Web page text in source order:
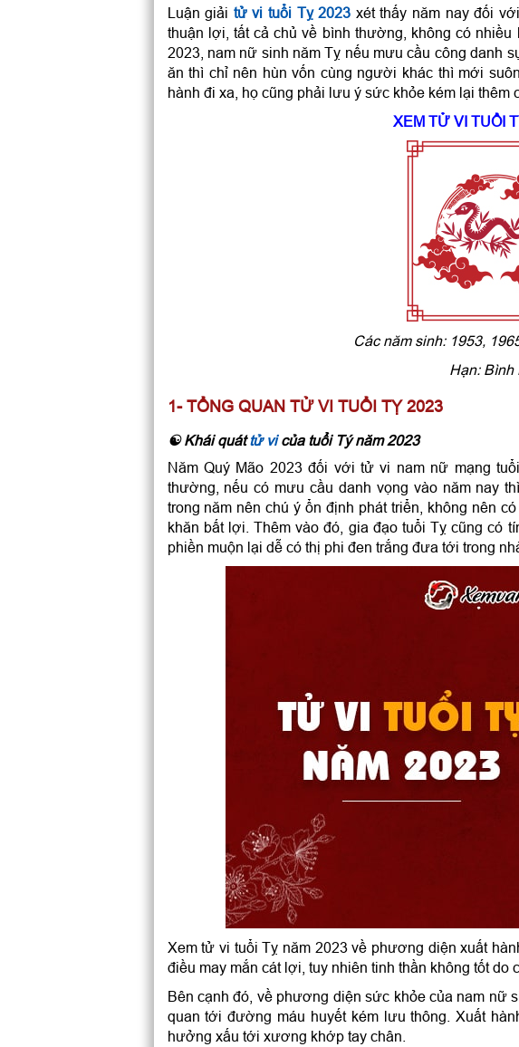
Luận giải tử vi tuổi Tỵ 2023 xét thấy năm nay đối
thuận lợi, tất cả chủ về bình thường, không có
2023, nam nữ sinh năm Tỵ nếu mưu cầu công danh
ăn thì chỉ nên hùn vốn cùng người khác thì mới
hành đi xa, họ cũng phải lưu ý sức khỏe kém lại thêm
XEM TỬ VI TUỔI
Các năm sinh: 1953,
Hạn: Bình
1- TỔNG QUAN TỬ VI TUỔI TỴ 2023
☯ Khái quáttử vicủa tuổi Tý năm 2023
Năm Quý Mão 2023 đối với tử vi nam nữ mạng
thường, nếu có mưu cầu danh vọng vào năm nay
trong năm nên chú ý ổn định phát triển, không nên
khăn bất lợi. Thêm vào đó, gia đạo tuổi Tỵ cũng có
phiền muộn lại dễ có thị phi đen trắng đưa tới trong
Xem tử vi tuổi Tỵ năm 2023 về phương diện xuất
điều may mắn cát lợi, tuy nhiên tinh thần không tốt do
Bên cạnh đó, về phương diện sức khỏe của nam nữ
quan tới đường máu huyết kém lưu thông. Xuất
hưởng xấu tới xương khớp tay chân.